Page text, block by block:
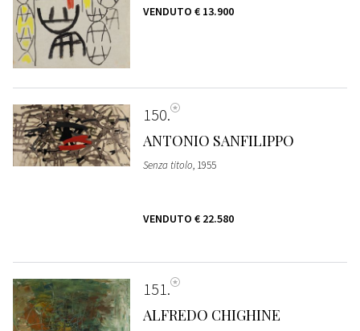
VENDUTO € 13.900
150
ANTONIO SANFILIPPO
Senza titolo, 1955
VENDUTO € 22.580
151
ALFREDO CHIGHINE